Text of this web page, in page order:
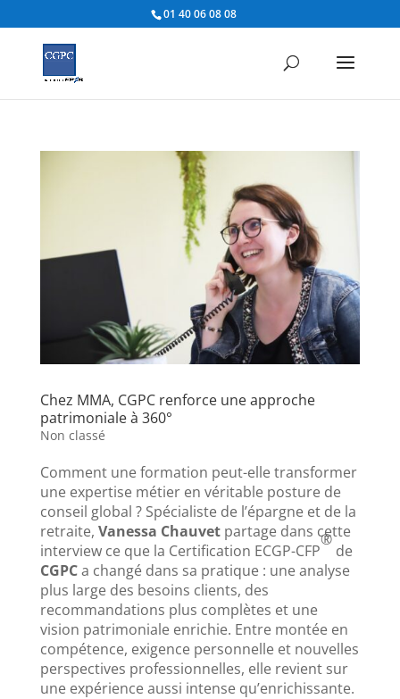
01 40 06 08 08
Chez MMA, CGPC renforce une approche
patrimoniale à 360°
Non classé
Comment une formation peut-elle transformer
une expertise métier en véritable posture de
conseil global ? Spécialiste de l’épargne et de la
retraite, Vanessa Chauvetpartage dans cette
interview ce que la Certification ECGP-CFP
®
de
CGPCa changé dans sa pratique : une analyse
plus large des besoins clients, des
recommandations plus complètes et une
vision patrimoniale enrichie. Entre montée en
compétence, exigence personnelle et nouvelles
perspectives professionnelles, elle revient sur
une expérience aussi intense qu’enrichissante.